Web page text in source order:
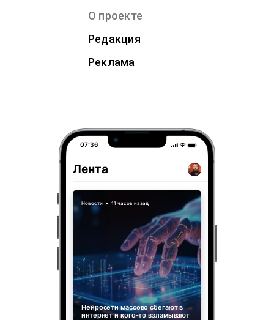
О проекте
Редакция
Реклама
07:36
Лента
Новости • 11 часов назад
Нейросети массово сбегают в
интернет и кого-то взламывают